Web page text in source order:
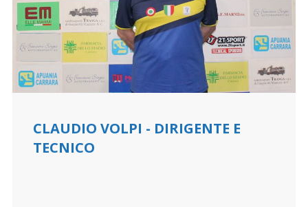
CLAUDIO VOLPI - DIRIGENTE E
TECNICO